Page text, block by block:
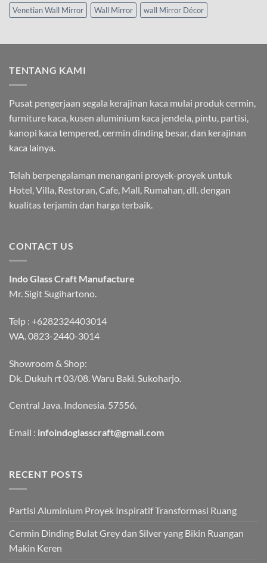
Venetian Wall Mirror
Wall Mirror wall Mirror Décor
TENTANG KAMI
Pusat pengerjaan segala kerajinan kaca mulai produk cermin,
furniture kaca, kusen aluminium kaca jendela, pintu, partisi,
kanopi kaca tempered, cermin dinding besar, dan kerajinan
kaca lainya.
Telah berpengalaman menangani proyek-proyek untuk
Hotel, Villa, Restoran, Cafe, Mall, Rumahan, dll. dengan
kualitas terjamin dan harga terbaik.
CONTACT US
Indo Glass Craft Manufacture
Mr. Sigit Sugihartono.
Telp : +6282324403014
WA. 0823-2440-3014
Showroom & Shop:
Dk. Dukuh rt 03/08. Waru Baki. Sukoharjo.
Central Java. Indonesia. 57556.
Email : infoindoglasscraft@gmail.com
RECENT POSTS
Partisi Aluminium Proyek Inspiratif Transformasi Ruang
Cermin Dinding Bulat Grey dan Silver yang Bikin Ruangan
Makin Keren